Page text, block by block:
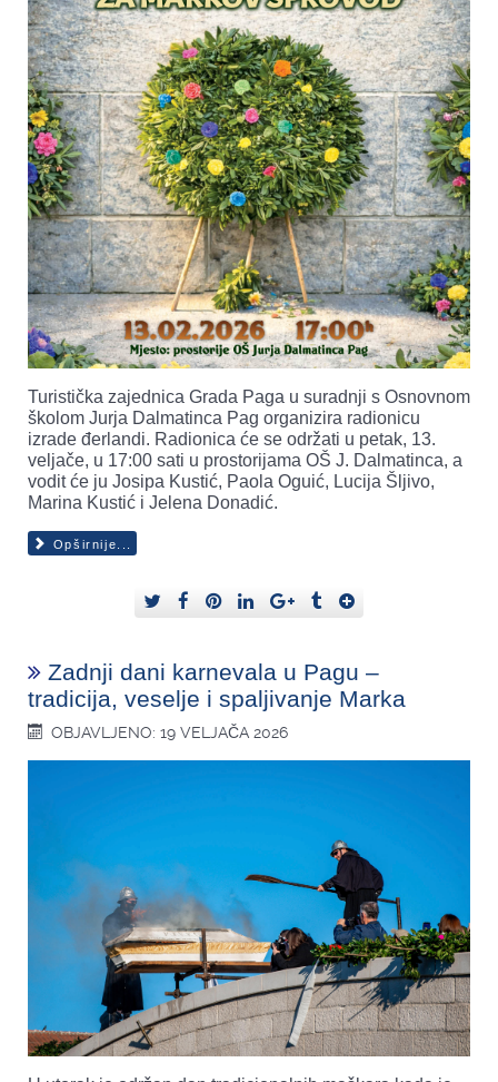
Turistička zajednica Grada Paga u suradnji s Osnovnom
školom Jurja Dalmatinca Pag organizira radionicu
izrade đerlandi. Radionica će se održati u petak, 13.
veljače, u 17:00 sati u prostorijama OŠ J. Dalmatinca, a
vodit će ju Josipa Kustić, Paola Oguić, Lucija Šljivo,
Marina Kustić i Jelena Donadić.
Opširnije...
Zadnji dani karnevala u Pagu –
tradicija, veselje i spaljivanje Marka
OBJAVLJENO: 19 VELJAČA 2026